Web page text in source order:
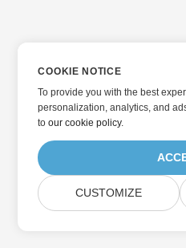
COOKIE NOTICE
To provide you with the best
personalization, analytics, and
toour cookie policy.
CUSTOMIZE